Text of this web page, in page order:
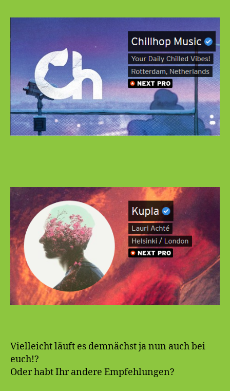
Vielleicht läuft es demnächst ja nun auch bei
euch!?
Oder habt Ihr andere Empfehlungen?